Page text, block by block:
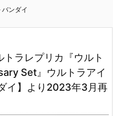
バンダイ
トラレプリカ『ウルト
Set』ウルトラアイ
イ】より2023年3月再